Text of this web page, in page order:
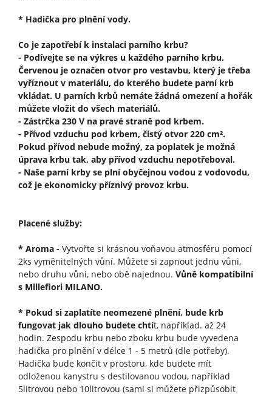
* Hadička pro plnění vody.
Co je zapotřebí k instalaci parního krbu?
- Podívejte se na výkres u každého parního krbu.
Červenou je označen otvor pro vestavbu, který je třeba
vyříznout v materiálu, do kterého budete parní krb
vkládat. U parních krbů nemáte žádná omezení a hořák
můžete vložit do všech materiálů.
- Zástrčka 230 V na pravé straně pod krbem.
- Přívod vzduchu pod krbem, čistý otvor 220 cm².
Pokud přívod nebude možný, za poplatek je možná
úprava krbu tak, aby přívod vzduchu nepotřeboval.
- Naše parní krby se plní obyčejnou vodou z vodovodu,
což je ekonomicky příznivý provoz krbu.
Placené služby:
* Aroma - Vytvořte si krásnou voňavou atmosféru pomocí
2ks vyměnitelných vůní. Můžete si zapnout jednu vůni,
nebo druhu vůni, nebo obě najednou. Vůně kompatibilní
s Millefiori MILANO.
* Pokud si zaplatíte neomezené plnění, bude krb
fungovat jak dlouho budete chtít, například. až 24
hodin. Zespodu krbu nebo zboku krbu bude vyvedena
hadička pro plnění v délce 1 - 5 metrů (dle potřeby).
Hadička bude končit v prostoru, kde budete mít
odloženou kanystru s destilovanou vodou, například
5litrovou nebo 10litrovou (sami si můžete přizpůsobit